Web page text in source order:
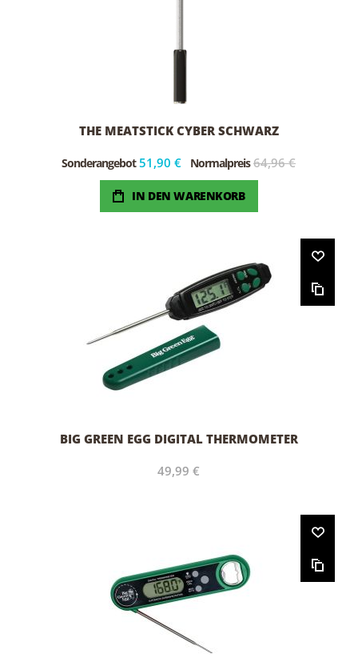
THE MEATSTICK CYBER SCHWARZ
Sonderangebot 51,90 € Normalpreis 64,96 €
IN DEN WARENKORB
BIG GREEN EGG DIGITAL THERMOMETER
49,99 €